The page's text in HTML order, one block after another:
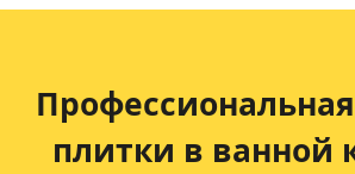
плитки в ванной